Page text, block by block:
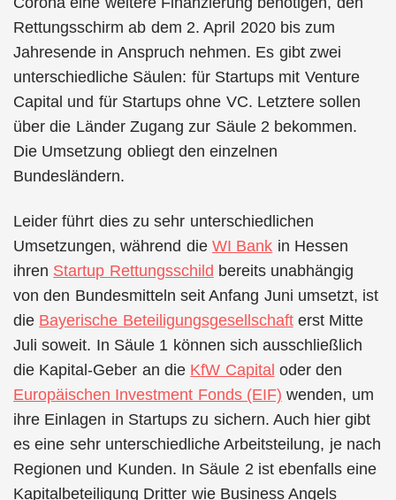
Rettungsschirm ab dem 2. April 2020 bis zum
Jahresende in Anspruch nehmen. Es gibt zwei
unterschiedliche Säulen: für Startups mit Venture
Capital und für Startups ohne VC. Letztere sollen
über die Länder Zugang zur Säule 2 bekommen.
Die Umsetzung obliegt den einzelnen
Bundesländern.
Leider führt dies zu sehr unterschiedlichen
Umsetzungen, während die WI Bank in Hessen
ihren Startup Rettungsschild bereits unabhängig
von den Bundesmitteln seit Anfang Juni umsetzt, ist
die Bayerische Beteiligungsgesellschafterst Mitte
Juli soweit. In Säule 1 können sich ausschließlich
die Kapital-Geber an die KfW Capital oder den
Europäischen Investment Fonds (EIF) wenden, um
ihre Einlagen in Startups zu sichern. Auch hier gibt
es eine sehr unterschiedliche Arbeitsteilung, je nach
Regionen und Kunden. In Säule 2 ist ebenfalls eine
Kapitalbeteiligung Dritter wie Business Angels